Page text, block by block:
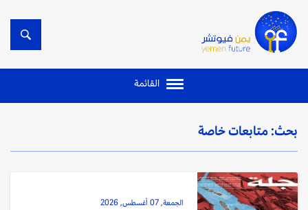
القائمة
بحث: متابعات خاصة
الجمعة, 07 أغسطس, 2026